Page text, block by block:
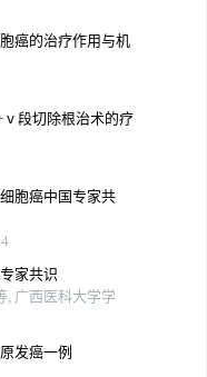
癌的治疗作用与机
段切除根治术的疗
胞癌中国专家共
家共识
, 广西医科大学学
发癌一例